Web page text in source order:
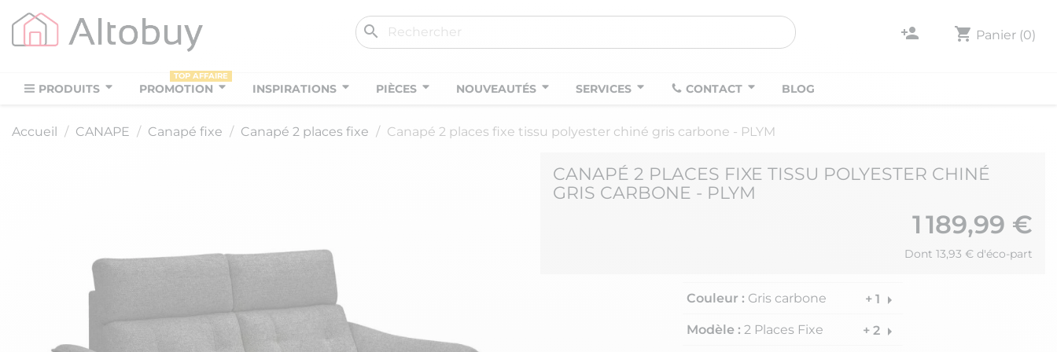
search person_add shopping_cart Panier (0)
PRODUITS PROMOTION
TOP AFFAIRE
INSPIRATIONS PIÈCES NOUVEAUTÉS SERVICES CONTACT BLOG
Accueil CANAPE Canapé fixe Canapé 2 places fixe Canapé 2 places fixe tissu polyester chiné gris carbone - PLYM
CANAPÉ 2 PLACES FIXE TISSU POLYESTER CHINÉ
GRIS CARBONE - PLYM
1 189,99 €
Dont 13,93 € d'éco-part
Couleur : Gris carbone + 1 arrow_right
Modèle : 2 Places Fixe + 2 arrow_right